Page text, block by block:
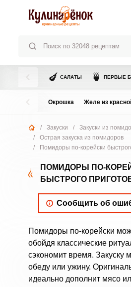
🍆 САЛАТЫ 🍵 ПЕРВЫЕ
Окрошка Желе из
/ Закуски /
Закуски из
/
Острая закуска из помидоров
/
Помидоры по-корейски
ПОМИДОРЫ ПО-
БЫСТРОГО
Сообщить об
Помидоры по-корейски
обойдя классические
сэкономит время. Закуску
обеду или ужину.
идеально дополнит мясо